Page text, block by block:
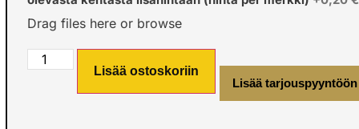
Drag files here or browse
Lisää ostoskoriin
Lisää tarjouspyyntöön